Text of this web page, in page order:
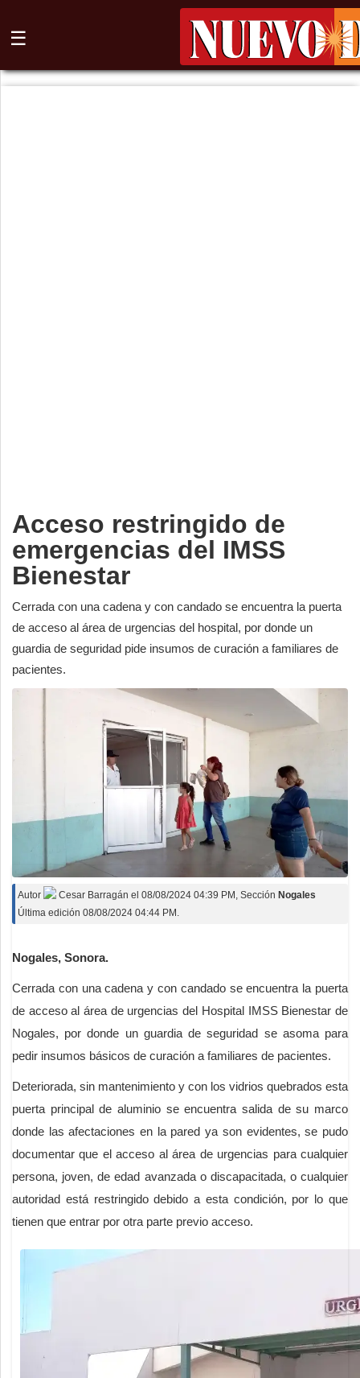
☰
⌕
Acceso restringido de
emergencias del IMSS
Bienestar
Cerrada con una cadena y con candado se encuentra la puerta
de acceso al área de urgencias del hospital, por donde un
guardia de seguridad pide insumos de curación a familiares de
pacientes.
Autor Cesar Barragán el 08/08/2024 04:39 PM , Sección Nogales
Última edición 08/08/2024 04:44 PM.
Nogales, Sonora.
Cerrada con una cadena y con candado se encuentra la puerta
de acceso al área de urgencias del Hospital IMSS Bienestar de
Nogales, por donde un guardia de seguridad se asoma para
pedir insumos básicos de curación a familiares de pacientes.
Deteriorada, sin mantenimiento y con los vidrios quebrados esta
puerta principal de aluminio se encuentra salida de su marco
donde las afectaciones en la pared ya son evidentes, se pudo
documentar que el acceso al área de urgencias para cualquier
persona, joven, de edad avanzada o discapacitada, o cualquier
autoridad está restringido debido a esta condición, por lo que
tienen que entrar por otra parte previo acceso.